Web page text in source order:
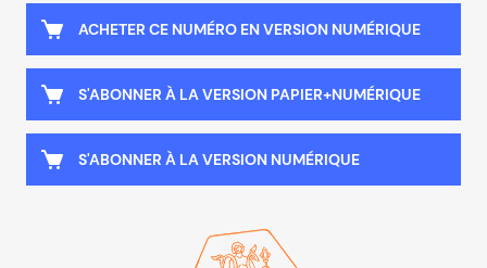
ACHETER CE NUMÉRO EN VERSION NUMÉRIQUE
S'ABONNER À LA VERSION PAPIER+NUMÉRIQUE
S'ABONNER À LA VERSION NUMÉRIQUE